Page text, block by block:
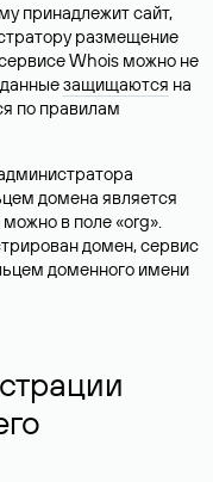
принадлежит сайт,
размещение
Whois можно не
защищаются на
по правилам
домена является
в поле «org».
домен, сервис
доменного имени